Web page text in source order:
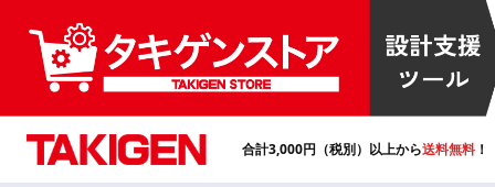
合計3,000円（税別）以上から送料無料